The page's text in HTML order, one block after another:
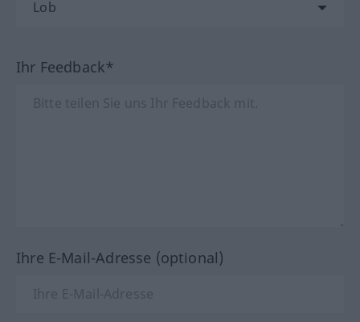
Ihr Feedback*
Ihre E-Mail-Adresse (optional)